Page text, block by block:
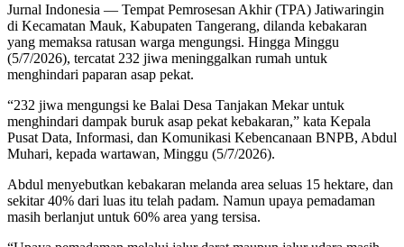
Jurnal Indonesia — Tempat Pemrosesan Akhir (TPA) Jatiwaringin
di Kecamatan Mauk, Kabupaten Tangerang, dilanda kebakaran
yang memaksa ratusan warga mengungsi. Hingga Minggu
(5/7/2026), tercatat 232 jiwa meninggalkan rumah untuk
menghindari paparan asap pekat.
“232 jiwa mengungsi ke Balai Desa Tanjakan Mekar untuk
menghindari dampak buruk asap pekat kebakaran,” kata Kepala
Pusat Data, Informasi, dan Komunikasi Kebencanaan BNPB, Abdul
Muhari, kepada wartawan, Minggu (5/7/2026).
Abdul menyebutkan kebakaran melanda area seluas 15 hektare, dan
sekitar 40% dari luas itu telah padam. Namun upaya pemadaman
masih berlanjut untuk 60% area yang tersisa.